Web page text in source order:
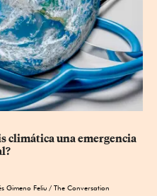
climática una emergencia
Gimeno Feliu / The Conversation